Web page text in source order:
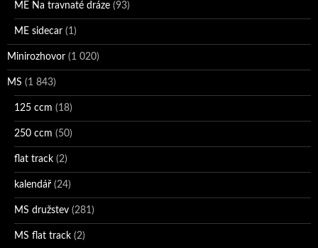
ME Na travnaté dráze (93)
ME sidecar (1)
Minirozhovor (1 020)
MS (1 843)
125 ccm (18)
250 ccm (50)
flat track (2)
kalendář (24)
MS družstev (281)
MS flat track (2)